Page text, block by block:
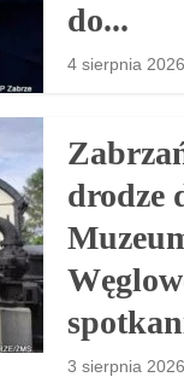
do...
4 sierpnia 2026
drodze
3 sierpnia 2026